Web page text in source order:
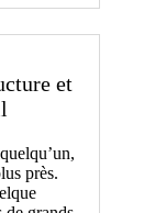
et
près.